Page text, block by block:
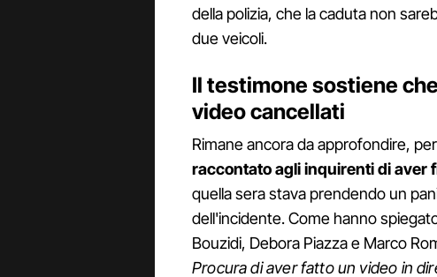
della polizia, che la caduta non
due veicoli.
Il testimone sostiene
video cancellati
Rimane ancora da approfondire,
raccontato agli inquirenti di aver
quella sera stava prendendo un
dell'incidente. Come hanno
Bouzidi, Debora Piazza e Marco
Procura di aver fatto un video in